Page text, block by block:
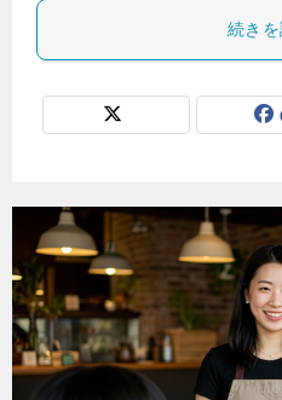
続き